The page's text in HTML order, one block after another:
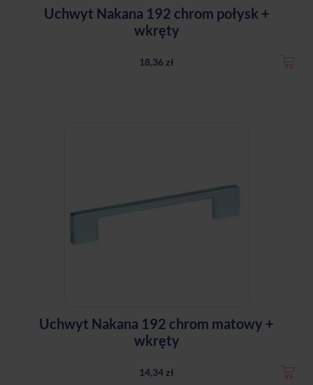
Uchwyt Nakana 192 chrom połysk +
wkręty
18,36 zł
Uchwyt Nakana 192 chrom matowy +
wkręty
14,34 zł